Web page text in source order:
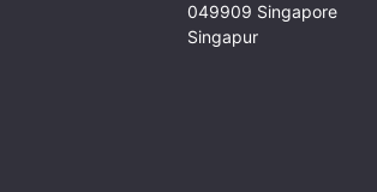
049909 Singapore
Singapur